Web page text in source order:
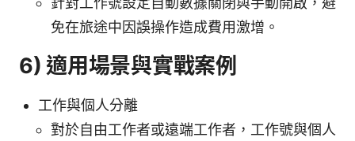
免在旅途中因誤操作造成費用激增。
6) 適用場景與實戰案例
工作與個人分離
對於自由工作者或遠端工作者，工作號與個人